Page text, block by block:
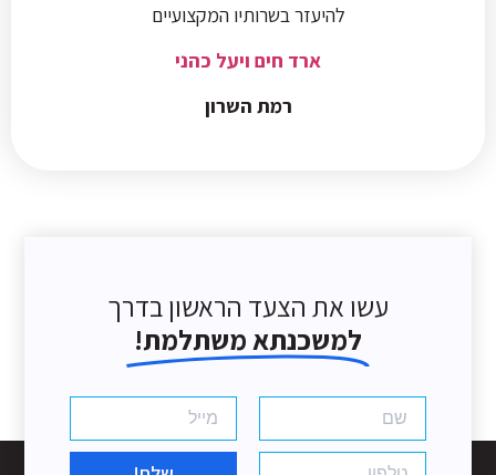
להיעזר בשרותיו המקצועיים
ארד חים ויעל כהני
רמת השרון
עשו את הצעד הראשון בדרך
למשכנתא משתלמת!